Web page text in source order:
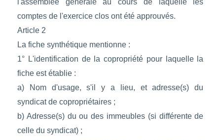
l'assemblée générale au cours de laquelle les
comptes de l'exercice clos ont été approuvés.
Article 2
La fiche synthétique mentionne :
1° L'identification de la copropriété pour laquelle la
fiche est établie :
a) Nom d'usage, s'il y a lieu, et adresse(s) du
syndicat de copropriétaires ;
b) Adresse(s) du ou des immeubles (si différente de
celle du syndicat) ;